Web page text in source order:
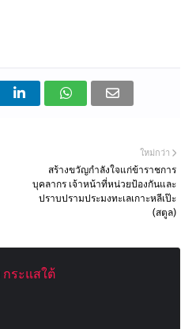
ใหม่กว่า
สร้างขวัญกำลังใจแก่ข้าราชการ
บุคลากร เจ้าหน้าที่​หน่วยป้องกันและ
ปราบปรามประมงทะเลเกาะหลีเป๊ะ
(สตูล)
กระแสใต้